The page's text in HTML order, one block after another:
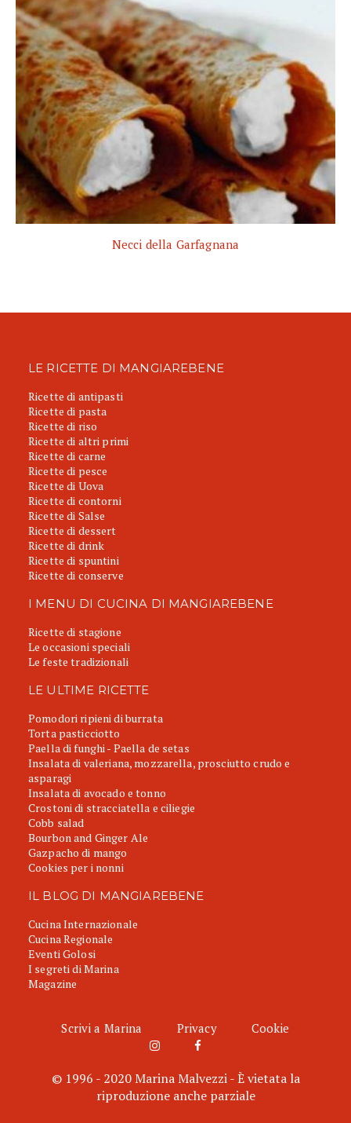
Necci della Garfagnana
LE RICETTE DI MANGIAREBENE
Ricette di antipasti
Ricette di pasta
Ricette di riso
Ricette di altri primi
Ricette di carne
Ricette di pesce
Ricette di Uova
Ricette di contorni
Ricette di Salse
Ricette di dessert
Ricette di drink
Ricette di spuntini
Ricette di conserve
I MENU DI CUCINA DI MANGIAREBENE
Ricette di stagione
Le occasioni speciali
Le feste tradizionali
LE ULTIME RICETTE
Pomodori ripieni di burrata
Torta pasticciotto
Paella di funghi - Paella de setas
Insalata di valeriana, mozzarella, prosciutto crudo e
asparagi
Insalata di avocado e tonno
Crostoni di stracciatella e ciliegie
Cobb salad
Bourbon and Ginger Ale
Gazpacho di mango
Cookies per i nonni
IL BLOG DI MANGIAREBENE
Cucina Internazionale
Cucina Regionale
Eventi Golosi
I segreti di Marina
Magazine
Scrivi a Marina Privacy Cookie
© 1996 - 2020 Marina Malvezzi - È vietata la
riproduzione anche parziale